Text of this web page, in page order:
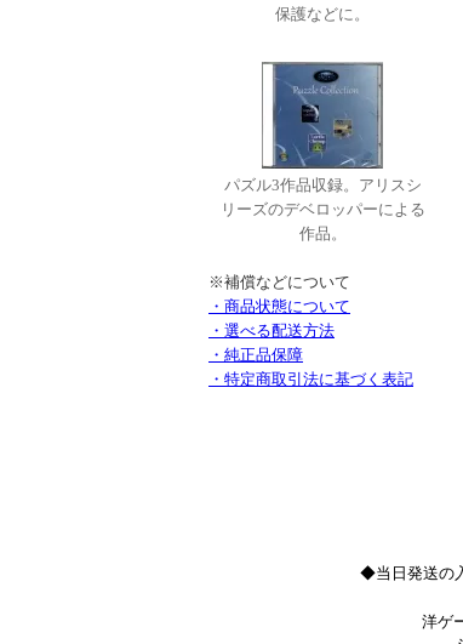
保護などに。
パズル3作品収録。アリスシ
リーズのデベロッパーによる
作品。
※補償などについて
・商品状態について
・選べる配送方法
・純正品保障
・特定商取引法に基づく表記
◆当日発送の
洋ゲ